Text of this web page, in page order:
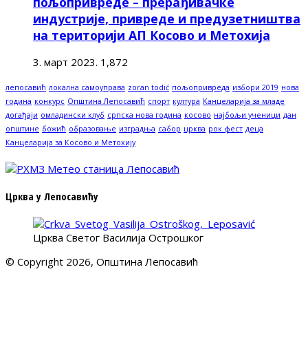
индустрије, привреде и предузетништва
на територији АП Косово и Метохија
3. март 2023. 1,872
лепосавић локална самоуправа zoran todić пољопривреда избори 2019 нова
година конкурс Општина Лепосавић спорт култура Канцеларија за младе
догађаји омладински клуб српска нова година косово најбољи ученици дан
општине божић образовање изградња сабор црква рок фест деца
Канцеларија за Косово и Метохију
Црква у Лепосавићу
Црква Светог Василија Острошког
© Copyright 2026, Општина Лепосавић